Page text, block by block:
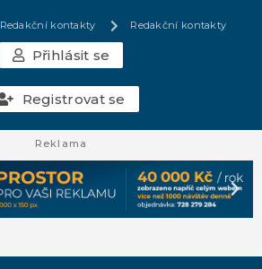
Redakční kontakty Redakční kontakty
Přihlásit se
Registrovat se
Reklama